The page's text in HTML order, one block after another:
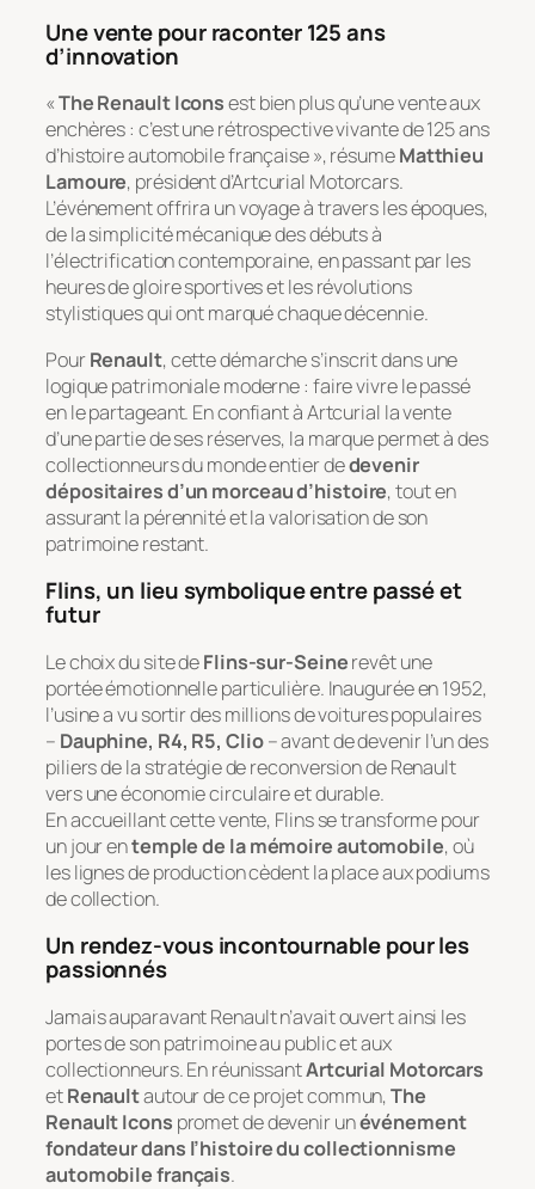
Une vente pour raconter 125 ans
d’innovation
«The Renault Iconsest bien plus qu’une vente aux
enchères : c’est une rétrospective vivante de 125 ans
d’histoire automobile française », résumeMatthieu
Lamoure, président d’Artcurial Motorcars.
L’événement offrira un voyage à travers les époques,
de la simplicité mécanique des débuts à
l’électrification contemporaine, en passant par les
heures de gloire sportives et les révolutions
stylistiques qui ont marqué chaque décennie.
PourRenault, cette démarche s’inscrit dans une
logique patrimoniale moderne : faire vivre le passé
en le partageant. En confiant à Artcurial la vente
d’une partie de ses réserves, la marque permet à des
collectionneurs du monde entier dedevenir
dépositaires d’un morceau d’histoire, tout en
assurant la pérennité et la valorisation de son
patrimoine restant.
Flins, un lieu symbolique entre passé et
futur
Le choix du site deFlins-sur-Seinerevêt une
portée émotionnelle particulière. Inaugurée en 1952,
l’usine a vu sortir des millions de voitures populaires
– Dauphine, R4, R5, Clio– avant de devenir l’un des
piliers de la stratégie de reconversion de Renault
vers une économie circulaire et durable.
En accueillant cette vente, Flins se transforme pour
un jour entemple de la mémoire automobile, où
les lignes de production cèdent la place aux podiums
de collection.
Un rendez-vous incontournable pour les
passionnés
Jamais auparavant Renault n’avait ouvert ainsi les
portes de son patrimoine au public et aux
collectionneurs. En réunissantArtcurial Motorcars
etRenaultautour de ce projet commun,The
Renault Icons promet de devenir unévénement
fondateur dans l’histoire du collectionnisme
automobile français.